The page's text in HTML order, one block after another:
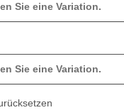
Sie eine Variation.
Sie eine Variation.